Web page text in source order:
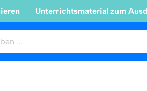
Unterrichtsmaterial zum